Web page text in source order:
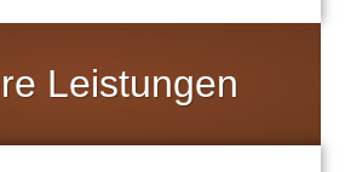
Leistungen